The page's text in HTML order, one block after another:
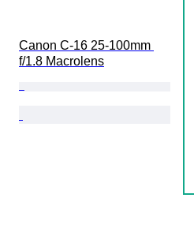
Canon C-16 25-100mm
f/1.8 Macrolens